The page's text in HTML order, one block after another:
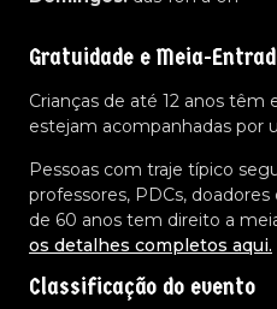
Gratuidade e Meia-
Crianças de até 12 anos têm
estejam acompanhadas por
Pessoas com traje típico
professores, PDCs,
de 60 anos tem direito a
os detalhes completos aqui.
Classificação do evento